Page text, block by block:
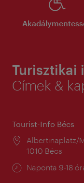
Turisztikai
Címek &
Tourist-Info Bécs
Helyszín:
Albertinaplatz/
1010 Bécs
Nyitva
Naponta 9-18